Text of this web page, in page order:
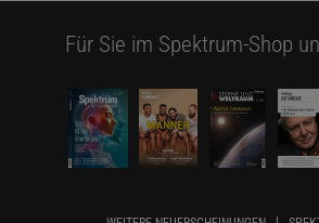
Für Sie im Spektrum-Shop